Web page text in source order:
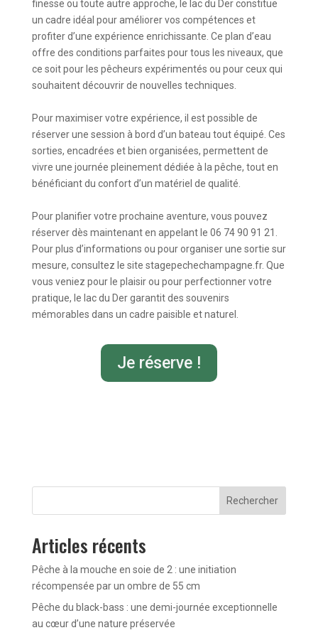
finesse ou toute autre approche, le lac du Der constitue
un cadre idéal pour améliorer vos compétences et
profiter d’une expérience enrichissante. Ce plan d’eau
offre des conditions parfaites pour tous les niveaux, que
ce soit pour les pêcheurs expérimentés ou pour ceux qui
souhaitent découvrir de nouvelles techniques.
Pour maximiser votre expérience, il est possible de
réserver une session à bord d’un bateau tout équipé. Ces
sorties, encadrées et bien organisées, permettent de
vivre une journée pleinement dédiée à la pêche, tout en
bénéficiant du confort d’un matériel de qualité.
Pour planifier votre prochaine aventure, vous pouvez
réserver dès maintenant en appelant le 06 74 90 91 21.
Pour plus d’informations ou pour organiser une sortie sur
mesure, consultez le site stagepechechampagne.fr. Que
vous veniez pour le plaisir ou pour perfectionner votre
pratique, le lac du Der garantit des souvenirs
mémorables dans un cadre paisible et naturel.
Je réserve !
Rechercher
Articles récents
Pêche à la mouche en soie de 2 : une initiation
récompensée par un ombre de 55 cm
Pêche du black-bass : une demi-journée exceptionnelle
au cœur d’une nature préservée